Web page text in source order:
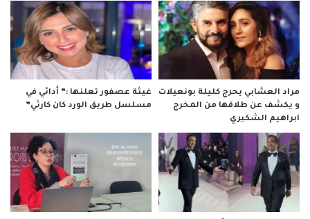
مراد العشابي يحرج كليلة بونعيلات
و يكشف عن طلاقها من المخرج
ابراهيم الشكيري
غيثة عصفور تعلنها :” أدائي في
مسلسل طريق الورد كان كارثي”